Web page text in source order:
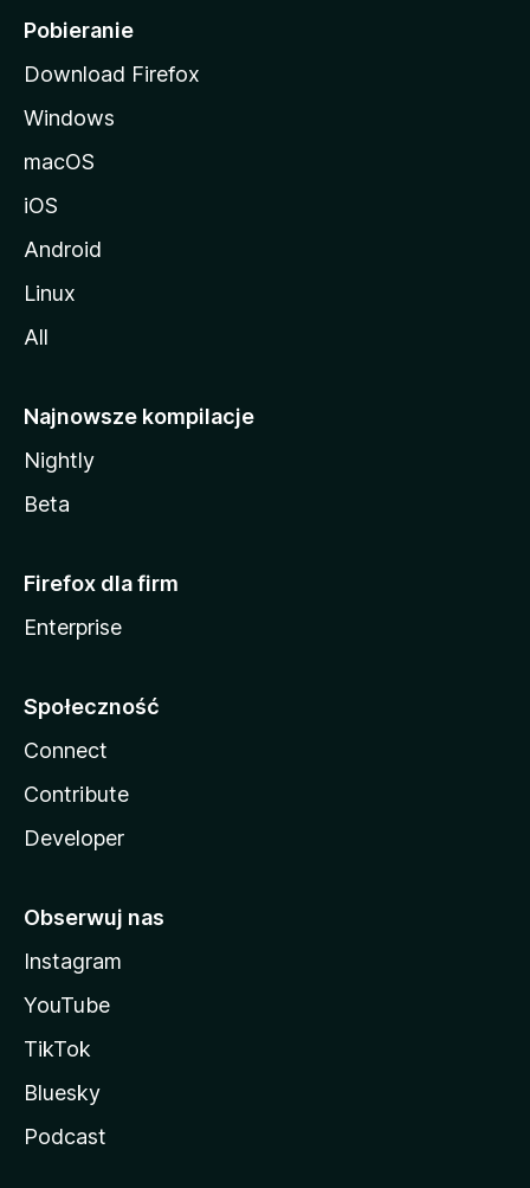
iPobieranie
Download Firefox
Windows
macOS
iOS
Android
Linux
All
Najnowsze kompilacje
Nightly
Beta
Firefox dla firm
Enterprise
Społeczność
Connect
Contribute
Developer
Obserwuj nas
Instagram
YouTube
TikTok
Bluesky
Podcast